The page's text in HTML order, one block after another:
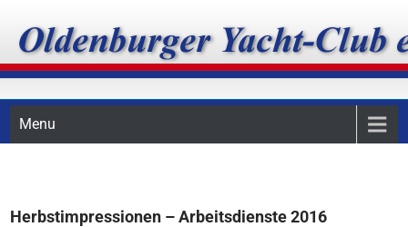
content
Oldenburger Yacht-Club
e.V.
Menu
Herbstimpressionen – Arbeitsdienste 2016